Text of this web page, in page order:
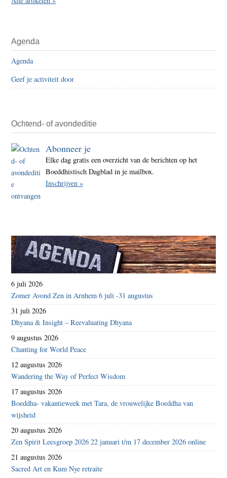
Agenda
Agenda
Geef je activiteit door
Ochtend- of avondeditie
Abonneer je
Elke dag gratis een overzicht van de berichten op het
Boeddhistisch Dagblad in je mailbox.
Inschrijven »
6 juli 2026
Zomer Avond Zen in Arnhem 6 juli -31 augustus
31 juli 2026
Dhyana & Insight – Reevaluating Dhyana
9 augustus 2026
Chanting for World Peace
12 augustus 2026
Wandering the Way of Perfect Wisdom
17 augustus 2026
Boeddha- vakantieweek met Tara, de vrouwelijke Boeddha van
wijsheid
20 augustus 2026
Zen Spirit Leesgroep 2026 22 januari t/m 17 december 2026 online
21 augustus 2026
Sacred Art en Kum Nye retraite